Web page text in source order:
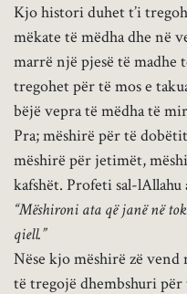
Kjo histori duhet t’i
mëkate të mëdha dhe në
marrë një pjesë të madhe
tregohet për të mos e
bëjë vepra të mëdha të
Pra; mëshirë për të
mëshirë për jetimët,
kafshët. Profeti sal-
“Mëshironi ata që janë në
qiell.”
Nëse kjo mëshirë zë
të tregojë dhembshuri